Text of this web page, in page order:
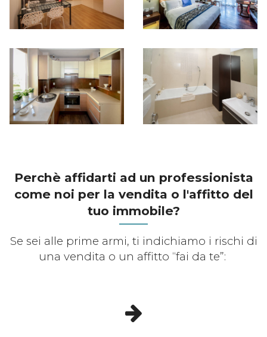
Perchè affidarti ad un professionista
come noi per la vendita o l'affitto del
tuo immobile?
Se sei alle prime armi, ti indichiamo i rischi di
una vendita o un affitto “fai da te”: